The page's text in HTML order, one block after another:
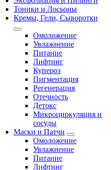
Тоники и Лосьоны
Кремы, Гели, Сыворотки
Омоложение
Увлажнение
Питание
Лифтинг
Купероз
Пигментация
Регенерация
Отечность
Детокс
Микроциркуляция и
сосуды
Маски и Патчи
Омоложение
Увлажнение
Питание
Лифтинг